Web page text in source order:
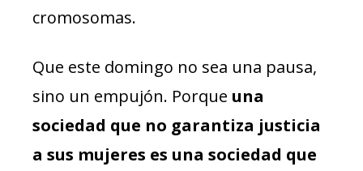
cromosomas.
Que este domingo no sea una pausa,
sino un empujón. Porque una
sociedad que no garantiza justicia
a sus mujeres es una sociedad que